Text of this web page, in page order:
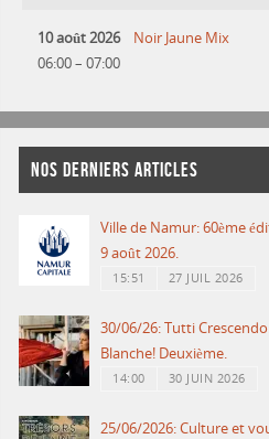
10 août 2026
06:00– 07:00
Noir Jaune Mix
NOS DERNIERS ARTICLES
Ville de Namur: 60ème
9 août 2026.
15:51 27 JUIL 2026
30/06/26: Tutti
Blanche! Deuxième.
14:00 30 JUIN 2026
25/06/2026: Culture et